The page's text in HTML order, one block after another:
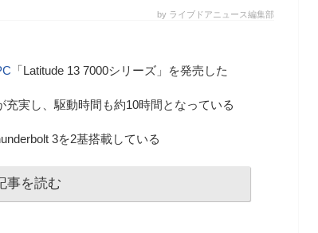
by ライブドアニュース編集部
「Latitude 13 7000シリーズ」を発売した
実し、駆動時間も約10時間となっている
3を2基搭載している
事を読む